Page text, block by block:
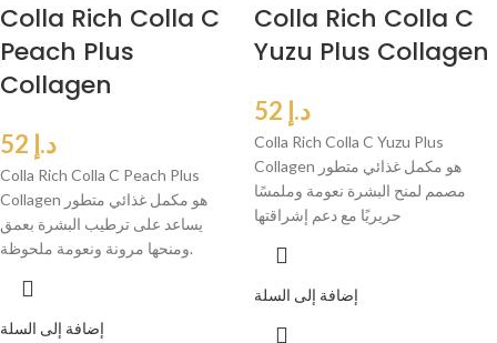
Colla Rich Colla C
Peach Plus
Collagen
د.إ
Colla Rich Colla C Peach Plus
Collagen هو مكمل غذائي متطور
يساعد على ترطيب البشرة بعمق
ومنحها مرونة ونعومة ملحوظة.
إضافة إلى السلة
Colla Rich Colla C
Yuzu Plus Collagen
د.إ
Colla Rich Colla C Yuzu Plus
Collagen هو مكمل غذائي متطور
مصمم لمنح البشرة نعومة وملمسًا
حريريًا مع دعم إشراقتها
إضافة إلى السلة